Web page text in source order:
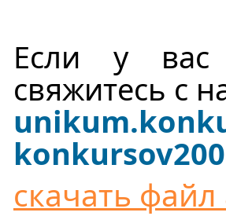
Если у вас
свяжитесь с
скачать